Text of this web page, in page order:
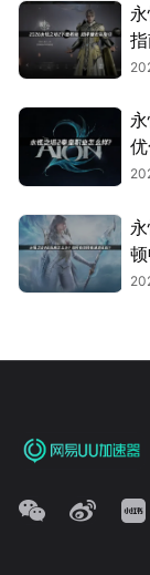
指
优
顿